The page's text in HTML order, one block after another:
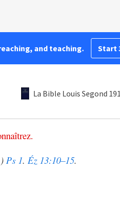
and teaching. Start
La Bible Louis Segond
.
Ps 1. Éz 13:10–15.